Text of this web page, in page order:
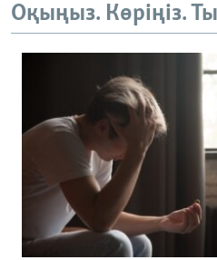
Оқыңыз. Көріңіз.